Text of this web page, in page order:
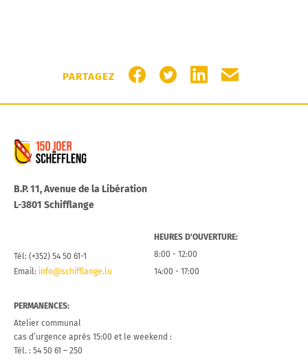
PARTAGEZ
PARTAGER SUR FACEBOOK
PARTAGER SUR TWITTER
PARTAGER SUR
PARTAGER
B.P. 11, Avenue de la Libération
L-3801 Schifflange
Tél: (+352) 54 50 61-1
Email: info@schifflange.lu
HEURES D’OUVERTURE:
8:00 - 12:00
14:00 - 17:00
PERMANENCES:
Atelier communal
cas d’urgence après 15:00 et le weekend :
Tél. : 54 50 61 – 250